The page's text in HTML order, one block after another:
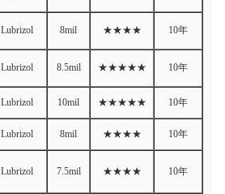
Lubrizol 8mil ★★★★ 10年
Lubrizol 8.5mil ★★★★★ 10年
Lubrizol 10mil ★★★★★ 10年
Lubrizol 8mil ★★★★ 10年
Lubrizol 7.5mil ★★★★ 10年